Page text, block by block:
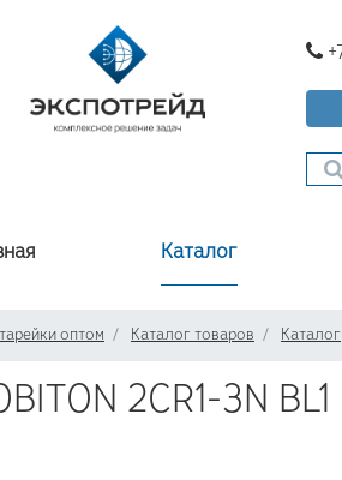
Каталог
оптом Каталог товаров Каталог
2CR1-3N BL1